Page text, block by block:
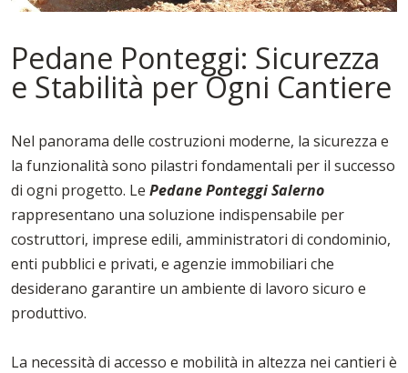
Pedane Ponteggi: Sicurezza
e Stabilità per Ogni Cantiere
Nel panorama delle costruzioni moderne, la sicurezza e
la funzionalità sono pilastri fondamentali per il successo
di ogni progetto. Le Pedane Ponteggi Salerno
rappresentano una soluzione indispensabile per
costruttori, imprese edili, amministratori di condominio,
enti pubblici e privati, e agenzie immobiliari che
desiderano garantire un ambiente di lavoro sicuro e
produttivo.
La necessità di accesso e mobilità in altezza nei cantieri è